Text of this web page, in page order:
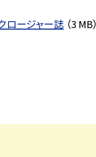
ロージャー誌（3 MB）